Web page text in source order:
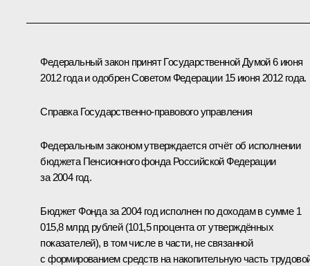
Федеральный закон принят Государственной Думой 6 июня
2012 года и одобрен Советом Федерации 15 июня 2012 года.
Справка Государственно-правового управления
Федеральным законом утверждается отчёт об исполнении
бюджета Пенсионного фонда Российской Федерации
за 2004 год.
Бюджет Фонда за 2004 год исполнен по доходам в сумме 1
015,8 млрд рублей (101,5 процента от утверждённых
показателей), в том числе в части, не связанной
с формированием средств на накопительную часть